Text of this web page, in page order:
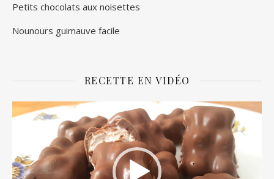
Petits chocolats aux noisettes
Nounours guimauve facile
RECETTE EN VIDÉO
Lecteur
vidéo